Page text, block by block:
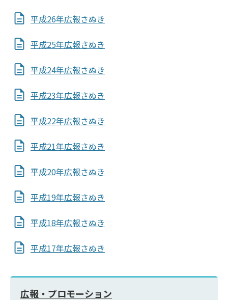
平成26年広報さぬき
平成25年広報さぬき
平成24年広報さぬき
平成23年広報さぬき
平成22年広報さぬき
平成21年広報さぬき
平成20年広報さぬき
平成19年広報さぬき
平成18年広報さぬき
平成17年広報さぬき
広報・プロモーション